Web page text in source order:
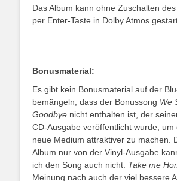
Das Album kann ohne Zuschalten
per Enter-Taste in Dolby Atmos
Bonusmaterial:
Es gibt kein Bonusmaterial auf der
bemängeln, dass der Bonussong We
Goodbye nicht enthalten ist, der
CD-Ausgabe veröffentlicht wurde, um
neue Medium attraktiver zu machen.
Album nur von der Vinyl-Ausgabe
ich den Song auch nicht. Take me
Meinung nach auch der viel bessere